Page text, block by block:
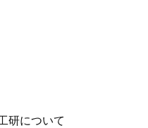
研について